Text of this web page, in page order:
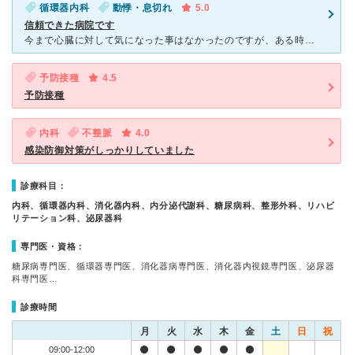
循環器内科 動悸・息切れ
5.0
信頼できた病院です
今まで心臓に対して気になった事はなかったのですが、ある時から動悸が気になるようになりました。 色々と調べてこちらの病院へ受診しました。 検査は、心臓のエコー検査、心電図、携帯型心電図、血液
予防接種
4.5
予防接種
内科 不整脈
4.0
感染防御対策がしっかりしていました
診療科目：
内科、循環器内科、消化器内科、内分泌代謝科、糖尿病科、整形外科、リハビ
リテーション科、泌尿器科
専門医・資格：
糖尿病専門医、循環器専門医、消化器病専門医、消化器内視鏡専門医、泌尿器
科専門医…
診療時間
月 火 水 木 金 土 日 祝
09:00-12:00